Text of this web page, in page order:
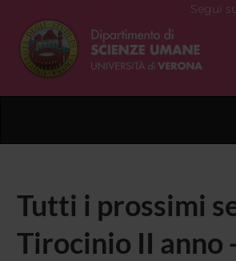
Segui
Tutti i prossimi
Tirocinio II anno